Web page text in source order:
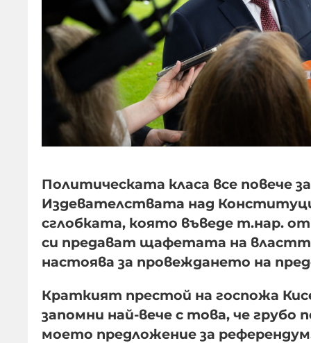
Политическата класа все повече
Издевателствата над
сглобката, която въведе т.нар.
си предават щафетата на
настоява за провеждането на
Краткият престой на госпожа
запомни най-вече с това, че грубо
моето предложение за